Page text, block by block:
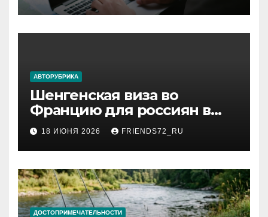
АВТОРУБРИКА
Шенгенская виза во
Францию для россиян в
2026 году: сроки от 3 дней
и список необходимых
документов
18 ИЮНЯ 2026 FRIENDS72_RU
ДОСТОПРИМЕЧАТЕЛЬНОСТИ